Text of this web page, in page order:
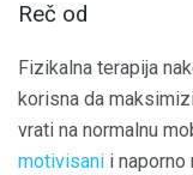
Reč od
Fizikalna terapija
korisna da
vrati na normalnu
motivisani i